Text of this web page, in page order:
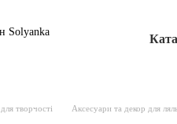
творчості Аксесуари та декор для